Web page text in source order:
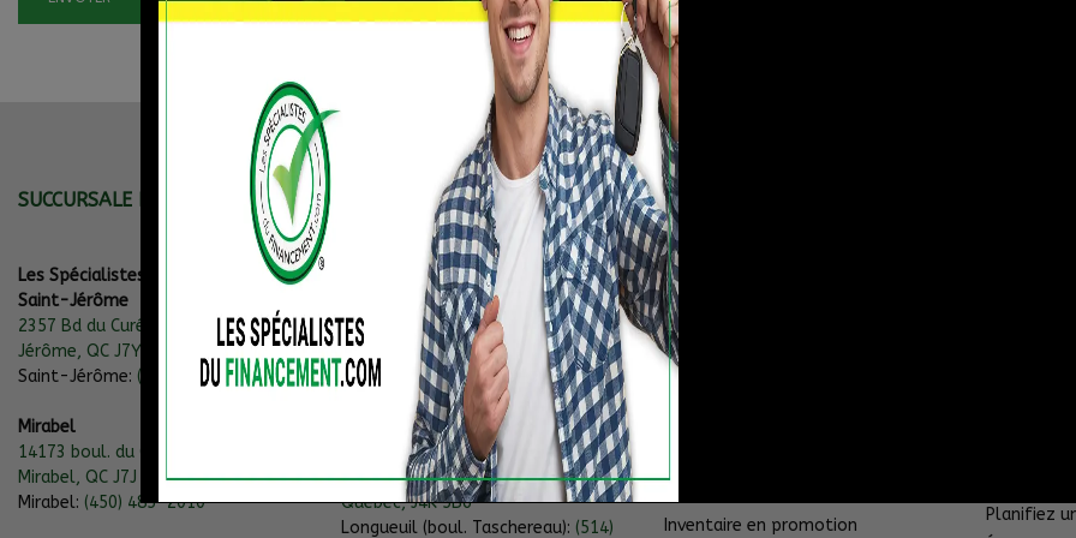
SUCCURSALE DE LA RIVE-NORD
Les Spécialistes du Financement
Saint-Jérôme
2357 Bd du Curé-Labelle, Saint-
Jérôme, QC J7Y 5R1
Saint-Jérôme: (450) 485-2010
Mirabel
14173 boul. du Curé-Labelle,
Mirabel, QC J7J 1M3
Mirabel: (450) 485-2010
SUCCURSALES DE LA RIVE-SUD
Les Spécialistes du Financement
Longueuil (boul. Marie-Victorin)
1110 boul. Marie-Victorin,
Longueuil, Québec, J4G 2H9
Longueuil (boul. Marie-Victorin):
(514) 770-7780
Longueuil (boul. Taschereau)
850 boul. Taschereau, Longueuil,
Québec, J4K 5B6
Longueuil (boul. Taschereau): (514)
INVENTAIRE
Inventaire complet
Véhicules vedettes
Récréatif
Inventaire certifié
Inventaire en promotion
Planifiez